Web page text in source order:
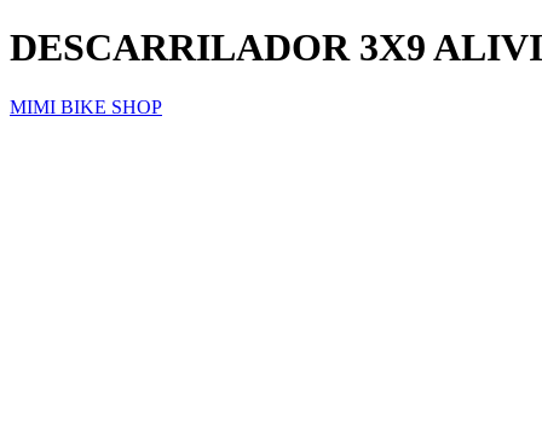
DESCARRILADOR 3X9
MIMI BIKE SHOP